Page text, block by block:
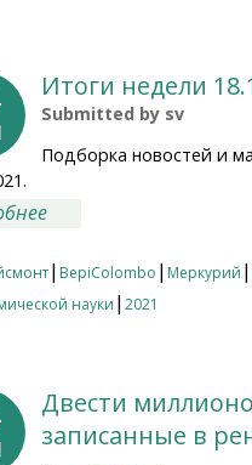
Итоги недели
Submitted by sv
Подборка новостей и
| BepiColombo | Меркурий |
науки | 2021
Двести
записанные в